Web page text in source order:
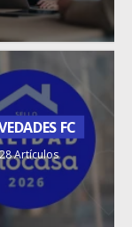
FC
Artículos